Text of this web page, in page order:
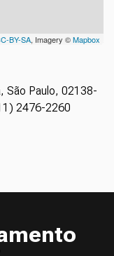
BY-SA, Imagery ©Mapbox
São Paulo, 02138-
2476-2260